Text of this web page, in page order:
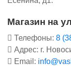
Магазин на
Телефоны: 8
Адрес: г.
Email: